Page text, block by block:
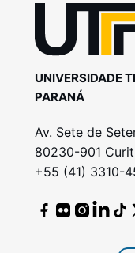
UNIVERSIDADE
PARANÁ
Av. Sete de
80230-901
+55 (41) 3310-